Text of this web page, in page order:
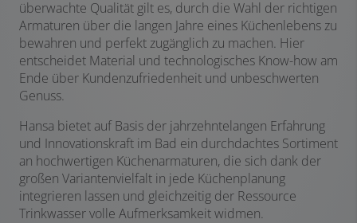
überwachte Qualität gilt es, durch die Wahl der richtigen
Armaturen über die langen Jahre eines Küchenlebens zu
bewahren und perfekt zugänglich zu machen. Hier
entscheidet Material und technologisches Know-how am
Ende über Kundenzufriedenheit und unbeschwerten
Genuss.
Hansa bietet auf Basis der jahrzehntelangen Erfahrung
und Innovationskraft im Bad ein durchdachtes Sortiment
an hochwertigen Küchenarmaturen, die sich dank der
großen Variantenvielfalt in jede Küchenplanung
integrieren lassen und gleichzeitig der Ressource
Trinkwasser volle Aufmerksamkeit widmen.